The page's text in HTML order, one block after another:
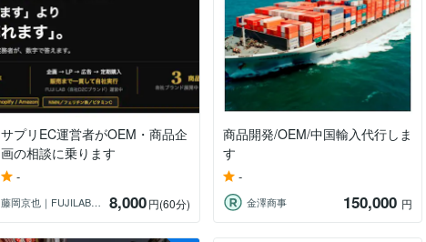
サプリEC運営者がOEM・商品企
画の相談に乗ります
-
藤岡京也｜FUJILAB｜サプリメーカー 8,000円(60分)
商品開発/OEM/中国輸入代行しま
す
-
金澤商事 150,000 円